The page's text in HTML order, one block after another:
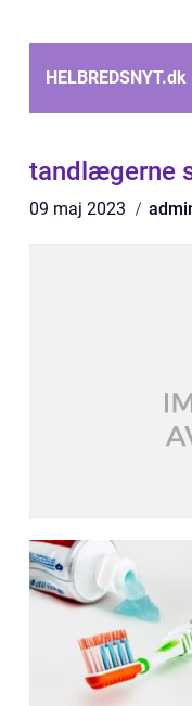
HELBREDSNYT.dk
tandlægerne
09 maj 2023